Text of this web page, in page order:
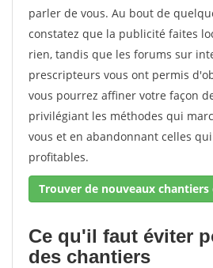
parler de vous. Au bout de
constatez que la publicité faites
rien, tandis que les forums sur
prescripteurs vous ont permis
vous pourrez affiner votre façon
privilégiant les méthodes qui
vous et en abandonnant celles
profitables.
Ce qu'il faut éviter
des chantiers